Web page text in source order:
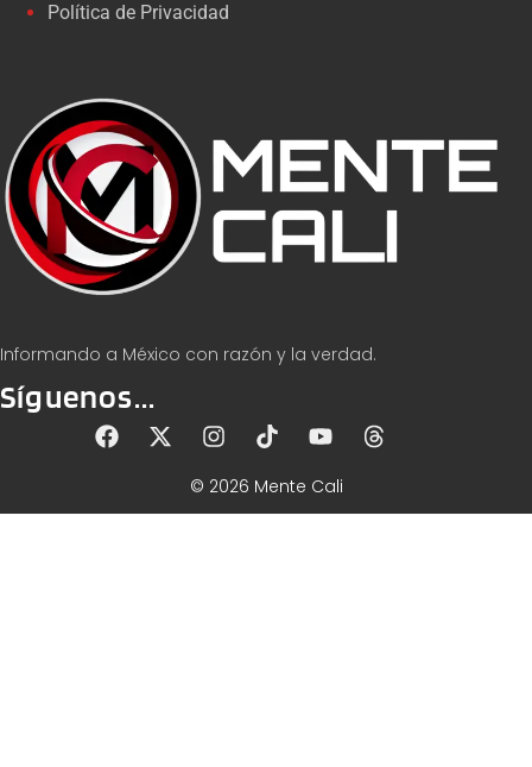
Informando a México con razón y la verdad.
Síguenos...
Política de Privacidad
© 2026 Mente Cali